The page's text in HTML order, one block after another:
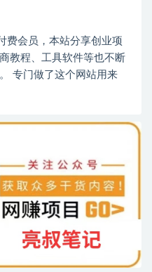
费会员，本站分享创业项
教程、工具软件等也不断
专门做了这个网站用来